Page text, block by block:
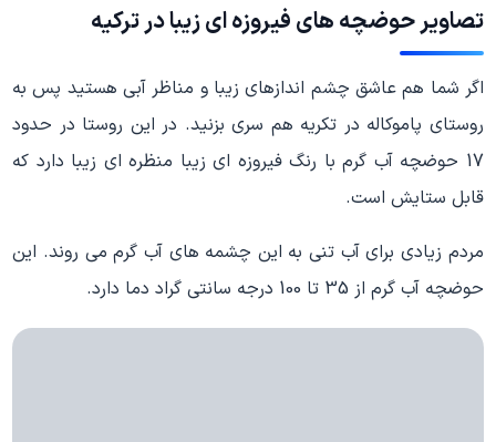
2018دسامبر
2022
تصاویر حوضچه های فیروزه ای زیبا در ترکیه
اگر شما هم عاشق چشم اندازهای زیبا و مناظر آبی هستید پس به
روستای پاموکاله در تکریه هم سری بزنید. در این روستا در حدود
17 حوضچه آب گرم با رنگ فیروزه ای زیبا منظره ای زیبا دارد که
قابل ستایش است.
مردم زیادی برای آب تنی به این چشمه های آب گرم می روند. این
حوضچه آب گرم از 35 تا 100 درجه سانتی گراد دما دارد.